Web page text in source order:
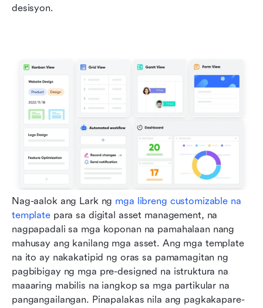
desisyon.
Nag-aalok ang Lark ng mga libreng customizable na
template para sa digital asset management, na
nagpapadali sa mga koponan na pamahalaan nang
mahusay ang kanilang mga asset. Ang mga template
na ito ay nakakatipid ng oras sa pamamagitan ng
pagbibigay ng mga pre-designed na istruktura na
maaaring mabilis na iangkop sa mga partikular na
pangangailangan. Pinapalakas nila ang pagkakapare-